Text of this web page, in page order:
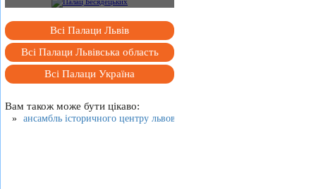
Всі Палаци Львів
Всі Палаци Львівська область
Всі Палаци Україна
Вам також може бути цікаво:
ансамбль історичного центру львова